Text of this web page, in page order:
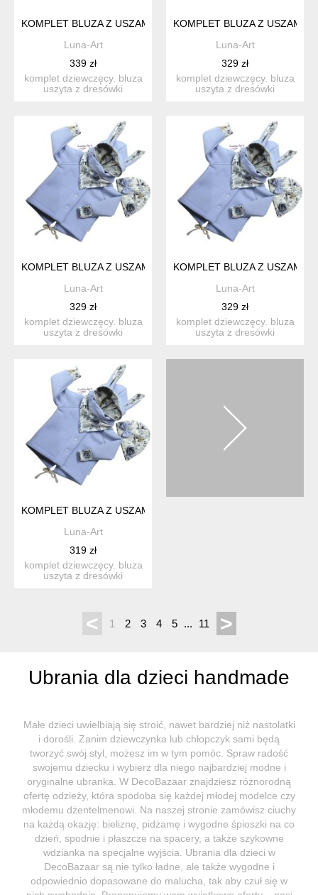
KOMPLET BLUZA Z USZAMI ORAZ CZAPKA I CHUSTKA R.128/
Luna-Art
339 zł
komplet dziewczęcy. bluza
uszyta z dresówki
KOMPLET BLUZA Z USZAMI
Luna-Art
329 zł
komplet dziewczęcy. bluza
uszyta z dresówki
KOMPLET BLUZA Z USZAMI ORAZ CZAPKA I CHUSTKA R.104/
Luna-Art
329 zł
komplet dziewczęcy. bluza
uszyta z dresówki
KOMPLET BLUZA Z USZAMI
Luna-Art
329 zł
komplet dziewczęcy. bluza
uszyta z dresówki
KOMPLET BLUZA Z USZAMI ORAZ CZAPKA I CHUSTKA R.80/86
Luna-Art
319 zł
komplet dziewczęcy. bluza
uszyta z dresówki
< 1 2 3 4 5 ... 11 >
Ubrania dla dzieci handmade
Małe dzieci uwielbiają się stroić, nawet bardziej niż nastolatki
i dorośli. Zanim dziewczynka lub chłopczyk sami będą
tworzyć swój styl, możesz im w tym pomóc. Spraw radość
swojemu dziecku i wybierz dla niego najbardziej modne i
oryginalne ubranka. W DecoBazaar znajdziesz różnorodną
ofertę odzieży, która spodoba się każdej młodej modelce czy
młodemu dżentelmenowi. Na naszej stronie zamówisz ciuchy
na każdą okazję: bieliznę, pidżamę i wygodne śpioszki na co
dzień, spodnie i płaszcze na spacery, a także szykowne
wdzianka na specjalne wyjścia. Ubrania dla dzieci w
DecoBazaar są nie tylko ładne, ale także wygodne i
odpowiednio dopasowane do malucha, tak aby czuł się w